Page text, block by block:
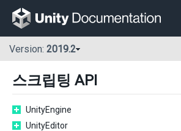
Version: 2019.2
스크립팅 API
UnityEngine
UnityEditor